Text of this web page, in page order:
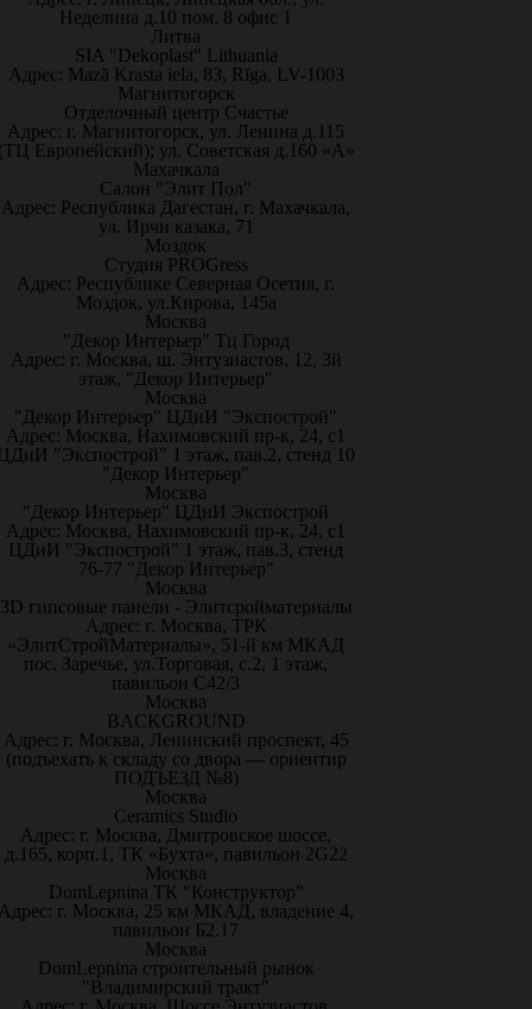
Неделина д.10 пом. 8 офис 1
Литва
SIA "Dekoplast" Lithuania
Адрес: Mazā Krasta iela, 83, Rīga, LV-1003
Магнитогорск
Отделочный центр Счастье
Адрес: г. Магнитогорск, ул. Ленина д.115
Европейский); ул. Советская д.160 «А»
Махачкала
Салон "Элит Пол"
Адрес: Республика Дагестан, г. Махачкала,
ул. Ирчи казака, 71
Моздок
Студия PROGress
Адрес: Республике Северная Осетия, г.
Моздок, ул.Кирова, 145а
Москва
"Декор Интерьер" Тц Город
Адрес: г. Москва, ш. Энтузиастов, 12, 3й
этаж, "Декор Интерьер"
Москва
"Декор Интерьер" ЦДиИ "Экспострой"
Адрес: Москва, Нахимовский пр-к, 24, с1
"Экспострой" 1 этаж, пав.2, стенд 10
"Декор Интерьер"
Москва
"Декор Интерьер" ЦДиИ Экспострой
Адрес: Москва, Нахимовский пр-к, 24, с1
ЦДиИ "Экспострой" 1 этаж, пав.3, стенд
76-77 "Декор Интерьер"
Москва
3D гипсовые панели - Элитсройматериалы
Адрес: г. Москва, ТРК
«ЭлитСтройМатериалы», 51-й км МКАД
пос. Заречье, ул.Торговая, с.2, 1 этаж,
павильон С42/3
Москва
BACKGROUND
Адрес: г. Москва, Ленинский проспект, 45
(подъехать к складу со двора — ориентир
ПОДЪЕЗД №8)
Москва
Ceramics Studio
Адрес: г. Москва, Дмитровское шоссе,
д.165, корп.1, ТК «Бухта», павильон 2G22
Москва
DomLepnina ТК "Конструктор"
г. Москва, 25 км МКАД, владение 4,
павильон Б2.17
Москва
DomLepnina строительный рынок
"Владимирский тракт"